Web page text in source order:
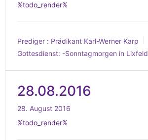
%todo_render%
Prediger : Prädikant Karl-Werner Karp
Gottesdienst: -Sonntagmorgen in Lixfeld
28.08.2016
28. August 2016
%todo_render%